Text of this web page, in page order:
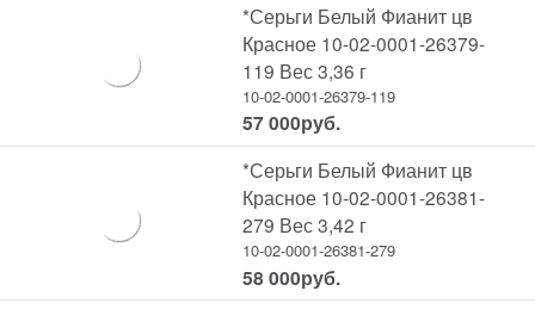
*Серьги Белый Фианит цв
Красное 10-02-0001-26379-
119 Вес 3,36 г
10-02-0001-26379-119
57 000руб.
*Серьги Белый Фианит цв
Красное 10-02-0001-26381-
279 Вес 3,42 г
10-02-0001-26381-279
58 000руб.